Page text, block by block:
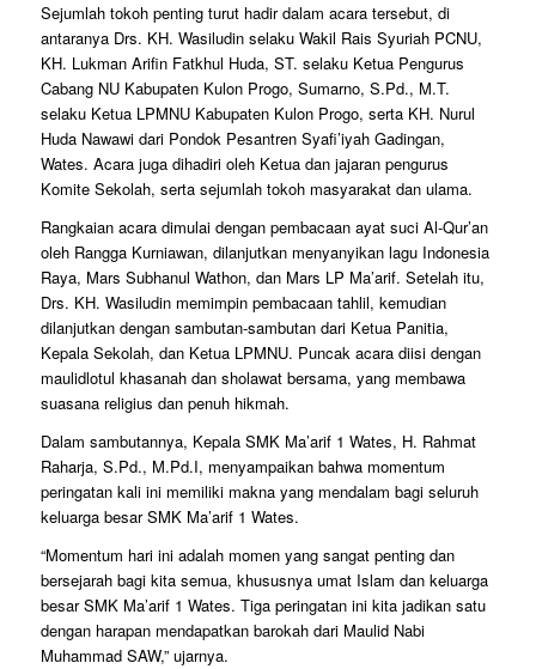
Sejumlah tokoh penting turut hadir dalam acara tersebut, di
antaranya Drs. KH. Wasiludin selaku Wakil Rais Syuriah PCNU,
KH. Lukman Arifin Fatkhul Huda, ST. selaku Ketua Pengurus
Cabang NU Kabupaten Kulon Progo, Sumarno, S.Pd., M.T.
selaku Ketua LPMNU Kabupaten Kulon Progo, serta KH. Nurul
Huda Nawawi dari Pondok Pesantren Syafi’iyah Gadingan,
Wates. Acara juga dihadiri oleh Ketua dan jajaran pengurus
Komite Sekolah, serta sejumlah tokoh masyarakat dan ulama.
Rangkaian acara dimulai dengan pembacaan ayat suci Al-Qur’an
oleh Rangga Kurniawan, dilanjutkan menyanyikan lagu Indonesia
Raya, Mars Subhanul Wathon, dan Mars LP Ma’arif. Setelah itu,
Drs. KH. Wasiludin memimpin pembacaan tahlil, kemudian
dilanjutkan dengan sambutan-sambutan dari Ketua Panitia,
Kepala Sekolah, dan Ketua LPMNU. Puncak acara diisi dengan
maulidlotul khasanah dan sholawat bersama, yang membawa
suasana religius dan penuh hikmah.
Dalam sambutannya, Kepala SMK Ma’arif 1 Wates, H. Rahmat
Raharja, S.Pd., M.Pd.I, menyampaikan bahwa momentum
peringatan kali ini memiliki makna yang mendalam bagi seluruh
keluarga besar SMK Ma’arif 1 Wates.
“Momentum hari ini adalah momen yang sangat penting dan
bersejarah bagi kita semua, khususnya umat Islam dan keluarga
besar SMK Ma’arif 1 Wates. Tiga peringatan ini kita jadikan satu
dengan harapan mendapatkan barokah dari Maulid Nabi
Muhammad SAW,” ujarnya.